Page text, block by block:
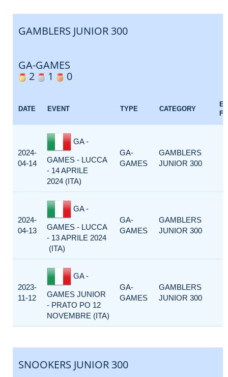
GAMBLERS JUNIOR 300
GA-GAMES
2
1 0
DATE EVENT TYPE CATEGORY
2024-
04-14
GA -
GAMES - LUCCA
- 14 APRILE
2024 (ITA)
GA-
GAMES
GAMBLERS
JUNIOR 300
2024-
04-13
GA -
GAMES - LUCCA
- 13 APRILE 2024
(ITA)
GA-
GAMES
GAMBLERS
JUNIOR 300
2023-
11-12
GA -
GAMES JUNIOR
- PRATO PO 12
NOVEMBRE (ITA)
GA-
GAMES
GAMBLERS
JUNIOR 300
SNOOKERS JUNIOR 300